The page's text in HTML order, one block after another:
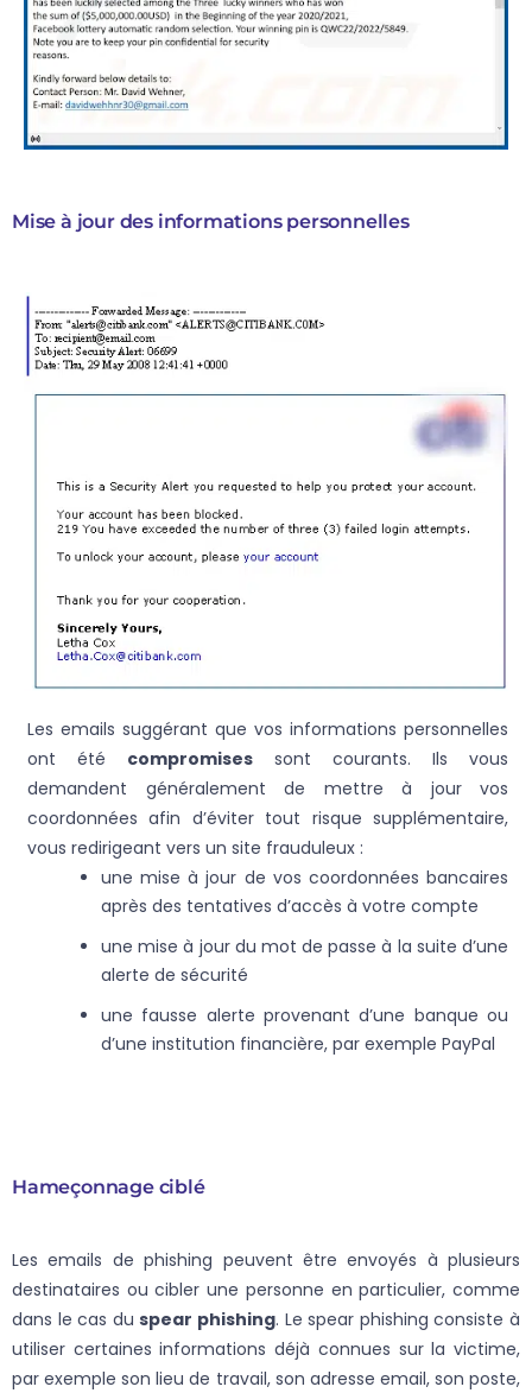
Mise à jour des informations personnelles
Les emails suggérant que vos informations personnelles
ont été compromises sont courants. Ils vous
demandent généralement de mettre à jour vos
coordonnées afin d’éviter tout risque supplémentaire,
vous redirigeant vers un site frauduleux :
une mise à jour de vos coordonnées bancaires
après des tentatives d’accès à votre compte
une mise à jour du mot de passe à la suite d’une
alerte de sécurité
une fausse alerte provenant d’une banque ou
d’une institution financière, par exemple PayPal
Hameçonnage ciblé
Les emails de phishing peuvent être envoyés à plusieurs
destinataires ou cibler une personne en particulier, comme
dans le cas duspear phishing. Le spear phishing consiste à
utiliser certaines informations déjà connues sur la victime,
par exemple son lieu de travail, son adresse email, son poste,